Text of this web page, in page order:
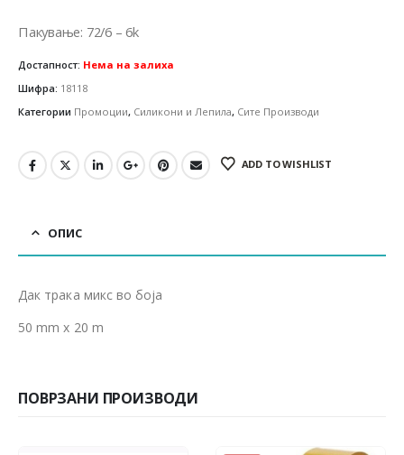
Пакување: 72/6 – 6k
Достапност: Нема на залиха
Шифра: 18118
Категории Промоции, Силикони и Лепила, Сите Производи
ADD TO WISHLIST
ОПИС
Дак трака микс во боја
50 mm x 20 m
ПОВРЗАНИ ПРОИЗВОДИ